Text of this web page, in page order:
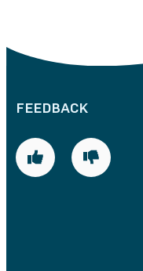
FEEDBACK